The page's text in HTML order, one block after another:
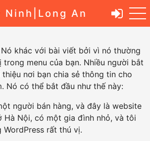
Ninh|Long An
khác với bài viết bởi vì nó thường
menu của bạn. Nhiều người bắt
nơi bạn chia sẻ thông tin cho
Nó có thể bắt đầu như thế này:
người bán hàng, và đây là website
Hà Nội, có một gia đình nhỏ, và tôi
rất thú vị.